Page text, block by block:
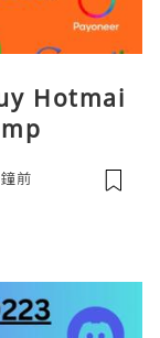
Hotmai
前